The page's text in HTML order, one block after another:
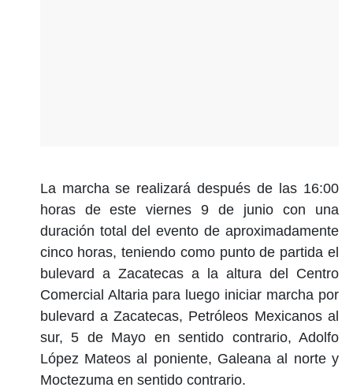
La marcha se realizará después de las 16:00
horas de este viernes 9 de junio con una
duración total del evento de aproximadamente
cinco horas, teniendo como punto de partida el
bulevard a Zacatecas a la altura del Centro
Comercial Altaria para luego iniciar marcha por
bulevard a Zacatecas, Petróleos Mexicanos al
sur, 5 de Mayo en sentido contrario, Adolfo
López Mateos al poniente, Galeana al norte y
Moctezuma en sentido contrario.